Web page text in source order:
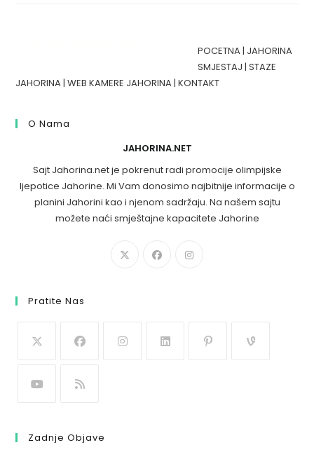
POCETNA| JAHORINA
SMJESTAJ |STAZE
JAHORINA|WEB KAMERE JAHORINA|KONTAKT
O Nama
JAHORINA.NET
Sajt Jahorina.net je pokrenut radi promocije olimpijske
ljepotice Jahorine. Mi Vam donosimo najbitnije informacije o
planini Jahorini kao i njenom sadržaju. Na našem sajtu
možete naći smještajne kapacitete Jahorine
Pratite Nas
Zadnje Objave